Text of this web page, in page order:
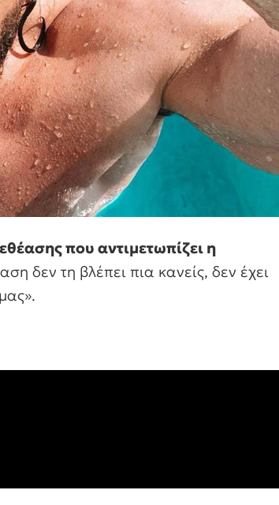
που αντιμετωπίζει η
δεν τη βλέπει πια κανείς, δεν έχει